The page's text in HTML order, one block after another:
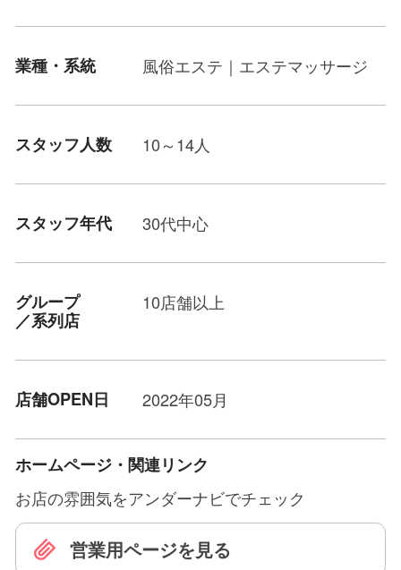
業種・系統 風俗エステ｜エステマッサージ
スタッフ人数 10～14人
スタッフ年代 30代中心
グループ
／系列店
10店舗以上
店舗OPEN日 2022年05月
ホームページ・関連リンク
お店の雰囲気をアンダーナビでチェック
営業用ページを見る